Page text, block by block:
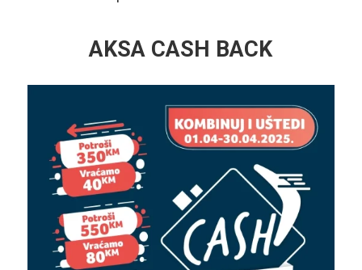
AKSA CASH BACK